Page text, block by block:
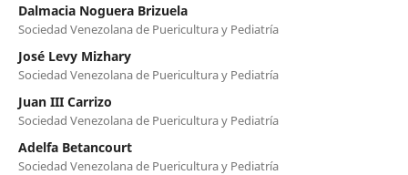
Dalmacia Noguera Brizuela
Sociedad Venezolana de Puericultura y Pediatría
José Levy Mizhary
Sociedad Venezolana de Puericultura y Pediatría
Juan III Carrizo
Sociedad Venezolana de Puericultura y Pediatría
Adelfa Betancourt
Sociedad Venezolana de Puericultura y Pediatría